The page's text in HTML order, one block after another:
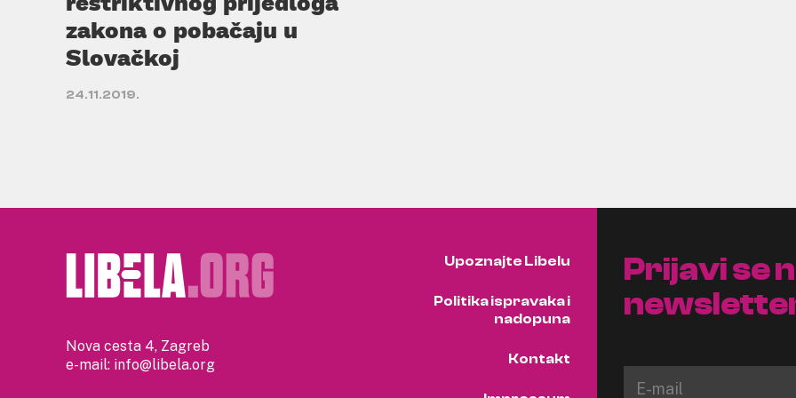
zakona o pobačaju u
Slovačkoj
24.11.2019.
Nova cesta 4, Zagreb
e-mail: info@libela.org
Upoznajte Libelu
Politika ispravaka i
nadopuna
Kontakt
Prijavi se